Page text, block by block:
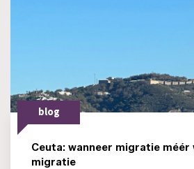
blog
Ceuta: wanneer migratie
migratie